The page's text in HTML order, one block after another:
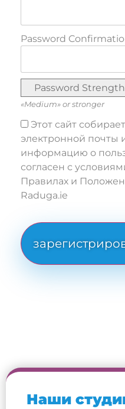
Password
Password Strength
«Medium» or stronger
Этот сайт
электронной почты
информацию о
согласен с
Правилах и
Raduga.ie
No val
Наши